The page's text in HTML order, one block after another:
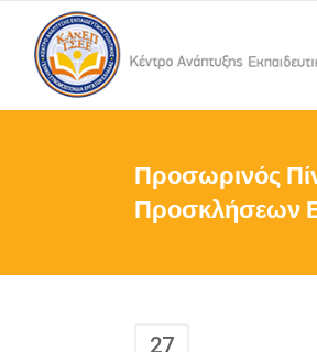
Προσωρινός
Προσκλήσεων
27